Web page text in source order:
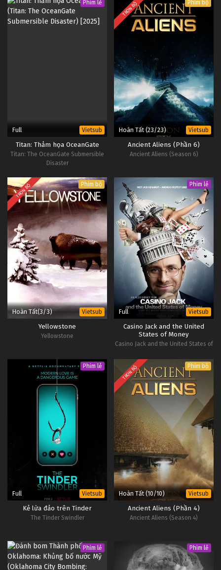
Phim lẻ
Full Vietsub
Titan: Thảm họa OceanGate
Titan: The OceanGate Submersible
Disaster
TRỌN BỘ Phim bộ
Hoàn Tất (23/23) Vietsub
Ancient Aliens (Phần 6)
Ancient Aliens (Season 6)
TRỌN BỘ Phim bộ
Hoàn Tất(3/3) Vietsub
Yellowstone
Yellowstone
Phim lẻ
Full Vietsub
Casino Jack and the United
States of Money
Casino Jack and the United States of
Phim lẻ
Full Vietsub
Kẻ lừa đảo trên Tinder
The Tinder Swindler
TRỌN BỘ Phim bộ
Hoàn Tất (10/10) Vietsub
Ancient Aliens (Phần 4)
Ancient Aliens (Season 4)
Phim lẻ Phim lẻ